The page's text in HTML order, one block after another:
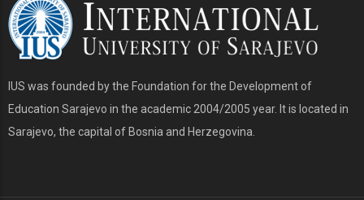
IUS was founded by the Foundation for the Development of
Education Sarajevo in the academic 2004/2005 year. It is located in
Sarajevo, the capital of Bosnia and Herzegovina.